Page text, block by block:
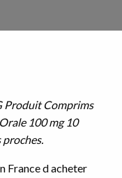
Produit Comprims
100 mg 10
proches.
France d acheter